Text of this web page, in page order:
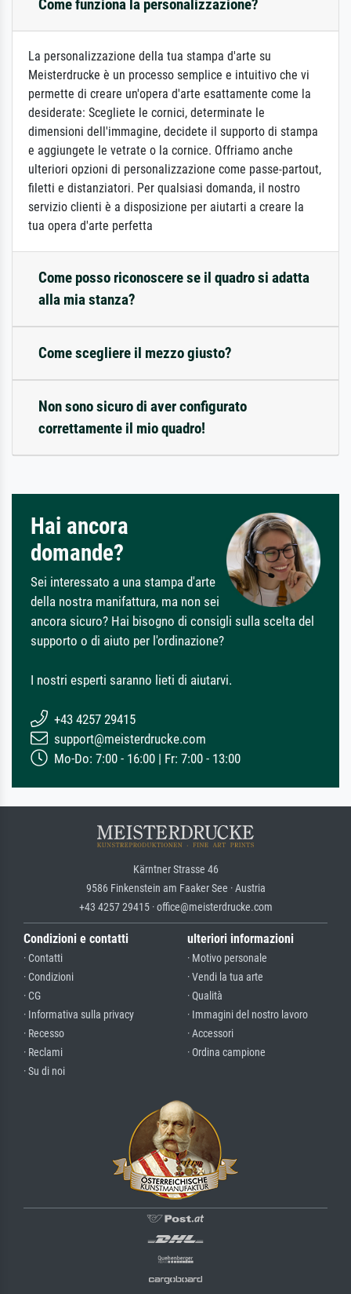
Come funziona la personalizzazione?
La personalizzazione della tua stampa d'arte su
Meisterdrucke è un processo semplice e intuitivo che vi
permette di creare un'opera d'arte esattamente come la
desiderate: Scegliete le cornici, determinate le
dimensioni dell'immagine, decidete il supporto di stampa
e aggiungete le vetrate o la cornice. Offriamo anche
ulteriori opzioni di personalizzazione come passe-partout,
filetti e distanziatori. Per qualsiasi domanda, il nostro
servizio clienti è a disposizione per aiutarti a creare la
tua opera d'arte perfetta
Come posso riconoscere se il quadro si adatta
alla mia stanza?
Come scegliere il mezzo giusto?
Non sono sicuro di aver configurato
correttamente il mio quadro!
Hai ancora
domande?
Sei interessato a una stampa d'arte
della nostra manifattura, ma non sei
ancora sicuro? Hai bisogno di consigli sulla scelta del
supporto o di aiuto per l'ordinazione?
I nostri esperti saranno lieti di aiutarvi.
+43 4257 29415
support@meisterdrucke.com
Mo-Do: 7:00 - 16:00 | Fr: 7:00 - 13:00
Kärntner Strasse 46
9586 Finkenstein am Faaker See · Austria
+43 4257 29415 · office@meisterdrucke.com
Condizioni e contatti
· Contatti
· Condizioni
· CG
· Informativa sulla privacy
· Recesso
· Reclami
· Su di noi
ulteriori informazioni
· Motivo personale
· Vendi la tua arte
· Qualità
· Immagini del nostro lavoro
· Accessori
· Ordina campione